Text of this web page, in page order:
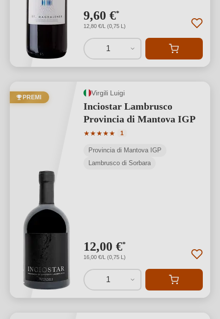
9,60 €*
12,80 €/L (0,75 L)
1
PREMI
Virgili Luigi
Inciostar Lambrusco
Provincia di Mantova IGP
★★★★★
Valutazione media di 5 su 5 stelle
1
Provincia di Mantova IGP
Lambrusco di Sorbara
12,00 €*
16,00 €/L (0,75 L)
1